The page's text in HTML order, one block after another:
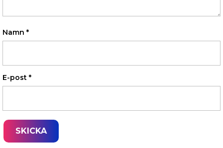
Namn *
E-post *